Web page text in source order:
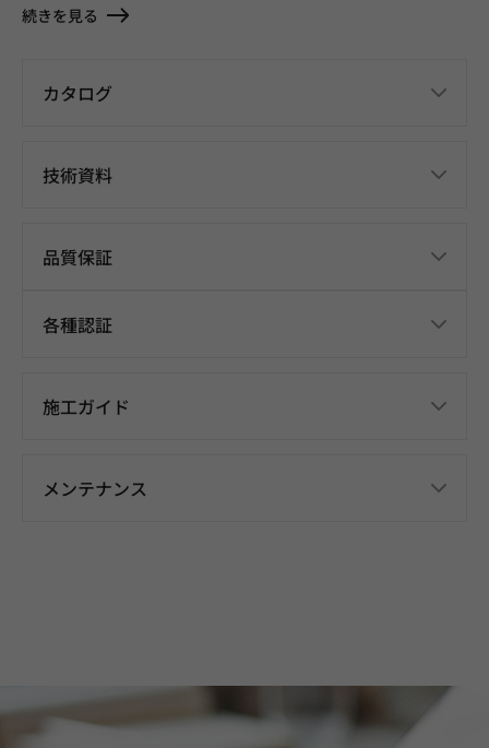
続きを見る
カタログ
技術資料
品質保証
各種認証
施工ガイド
メンテナンス